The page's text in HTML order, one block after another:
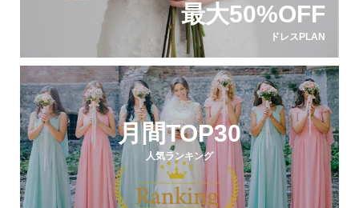
最大50%OFF
ドレスPLAN
月間TOP30
人気ランキング